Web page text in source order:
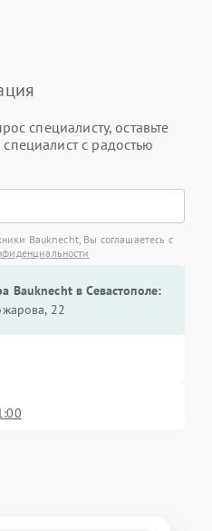
специалисту, оставьте
с радостью
Bauknecht, Вы соглашаетесь с
Bauknecht в Севастополе:
22